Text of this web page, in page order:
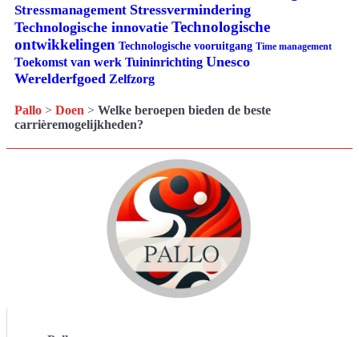
Stressmanagement Stressvermindering
Technologische innovatie Technologische
ontwikkelingen Technologische vooruitgang Time management
Toekomst van werk Tuininrichting Unesco
Werelderfgoed Zelfzorg
Pallo > Doen > Welke beroepen bieden de beste
carrièremogelijkheden?